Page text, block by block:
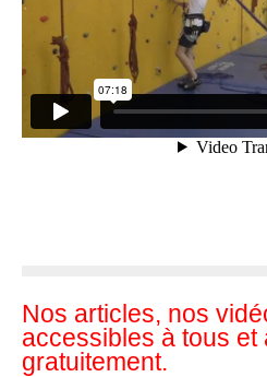
Nos articles, nos
accessibles à tous et
gratuitement.